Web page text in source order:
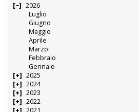
2026
Luglio
Giugno
Maggio
Aprile
Marzo
Febbraio
Gennaio
2025
2024
2023
2022
2021